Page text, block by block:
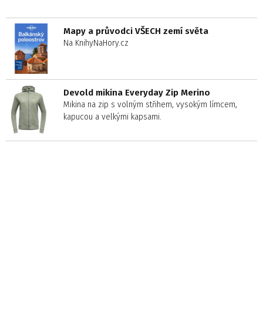
Mapy a průvodci VŠECH zemí světa
Na KnihyNaHory.cz
Devold mikina Everyday Zip Merino
Mikina na zip s volným střihem, vysokým límcem,
kapucou a velkými kapsami.